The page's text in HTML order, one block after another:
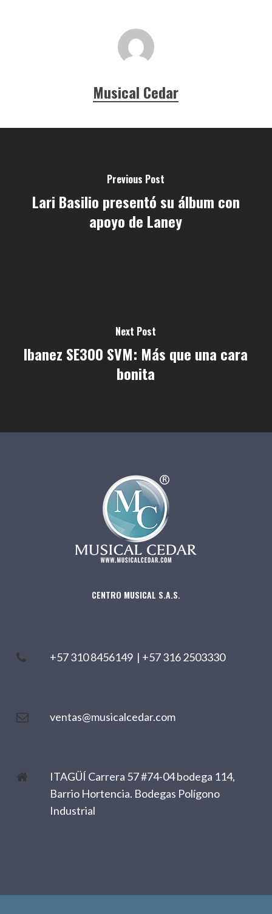
Musical Cedar
Previous Post
Lari Basilio presentó su álbum con
apoyo de Laney
Next Post
Ibanez SE300 SVM: Más que una cara
bonita
CENTRO MUSICAL S.A.S.
+57 310 8456149 | +57 316 2503330
ventas@musicalcedar.com
ITAGÜÍ Carrera 57 #74-04 bodega 114,
Barrio Hortencia. Bodegas Polígono
Industrial